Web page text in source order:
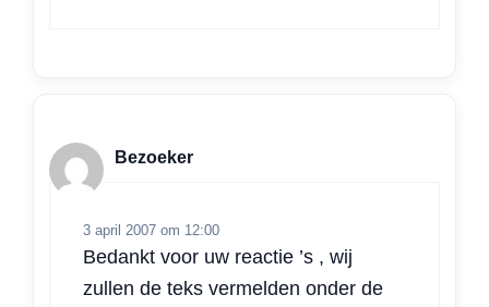
Bezoeker
3 april 2007 om 12:00
Bedankt voor uw reactie ’s , wij
zullen de teks vermelden onder de